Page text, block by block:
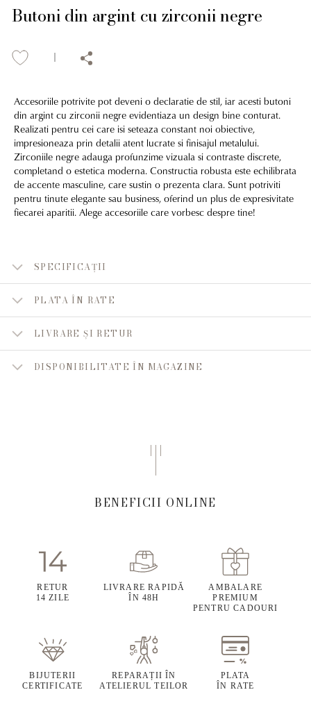
Butoni din argint cu zirconii negre
Accesoriile potrivite pot deveni o declaratie de stil, iar acesti butoni
din argint cu zirconii negre evidentiaza un design bine conturat.
Realizati pentru cei care isi seteaza constant noi obiective,
impresioneaza prin detalii atent lucrate si finisajul metalului.
Zirconiile negre adauga profunzime vizuala si contraste discrete,
completand o estetica moderna. Constructia robusta este echilibrata
de accente masculine, care sustin o prezenta clara. Sunt potriviti
pentru tinute elegante sau business, oferind un plus de expresivitate
fiecarei aparitii. Alege accesoriile care vorbesc despre tine!
SPECIFICAȚII
PLATA ÎN RATE
LIVRARE ȘI RETUR
DISPONIBILITATE ÎN MAGAZINE
BENEFICII ONLINE
RETUR
14 ZILE
LIVRARE RAPIDĂ
ÎN 48H
AMBALARE
PREMIUM
PENTRU CADOURI
BIJUTERII
CERTIFICATE
REPARAȚII ÎN
ATELIERUL TEILOR
PLATA
ÎN RATE